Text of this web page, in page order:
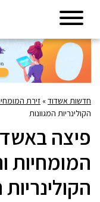
חדשות אשדוד» זירת
הקולינריות המגוונות
פיצה
המומחיות